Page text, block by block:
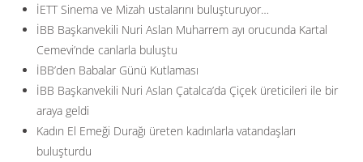
İETT Sinema ve Mizah ustalarını buluşturuyor…
İBB Başkanvekili Nuri Aslan Muharrem ayı orucunda Kartal
Cemevi’nde canlarla buluştu
İBB’den Babalar Günü Kutlaması
İBB Başkanvekili Nuri Aslan Çatalca’da Çiçek üreticileri ile bir
araya geldi
Kadın El Emeği Durağı üreten kadınlarla vatandaşları
buluşturdu